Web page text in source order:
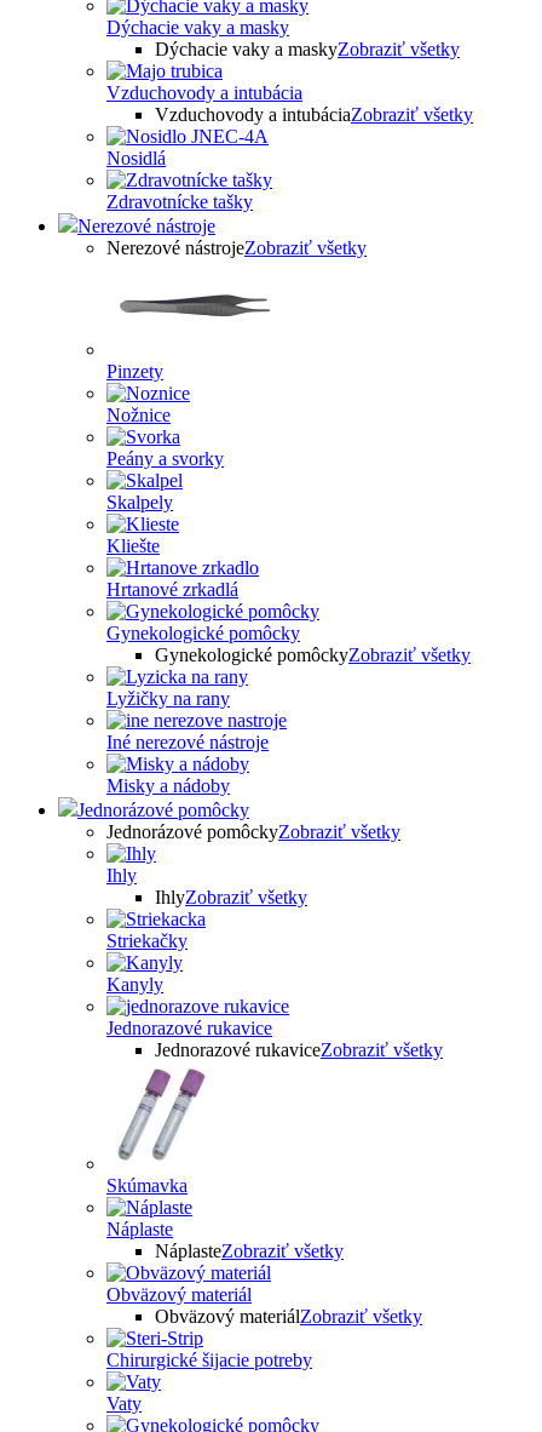
Dýchacie vaky a masky
Dýchacie vaky a maskyZobraziť všetky
Vzduchovody a intubácia
Vzduchovody a intubáciaZobraziť všetky
Nosidlá
Zdravotnícke tašky
Nerezové nástroje
Nerezové nástrojeZobraziť všetky
Pinzety
Nožnice
Peány a svorky
Skalpely
Kliešte
Hrtanové zrkadlá
Gynekologické pomôcky
Gynekologické pomôckyZobraziť všetky
Lyžičky na rany
Iné nerezové nástroje
Misky a nádoby
Jednorázové pomôcky
Jednorázové pomôckyZobraziť všetky
Ihly
IhlyZobraziť všetky
Striekačky
Kanyly
Jednorazové rukavice
Jednorazové rukaviceZobraziť všetky
Skúmavka
Náplaste
NáplasteZobraziť všetky
Obväzový materiál
Obväzový materiálZobraziť všetky
Chirurgické šijacie potreby
Vaty